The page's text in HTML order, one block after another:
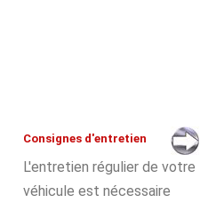
Consignes d'entretien
L'entretien régulier de votre
véhicule est nécessaire